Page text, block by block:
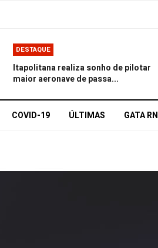
DESTAQUE
Itapolitana realiza sonho de pilotar
maior aeronave de passa...
COVID-19 ÚLTIMAS GATA RN